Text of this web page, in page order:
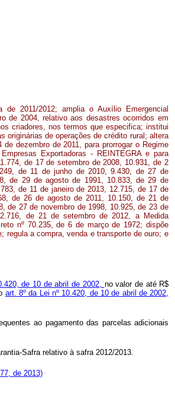
2011/2012; amplia o Auxílio Emergencial
de 2004, relativo aos desastres ocorridos em
criadores, nos termos que especifica; institui
originárias de operações de crédito rural; altera
dezembro de 2011, para prorrogar o Regime
Exportadoras - REINTEGRA e para
de 17 de setembro de 2008, 10.931, de 2
de 11 de junho de 2010, 9.430, de 27 de
de 29 de agosto de 1991, 10.833, de 29 de
de 11 de janeiro de 2013, 12.715, de 17 de
de 26 de agosto de 2011, 10.150, de 21 de
de 27 de novembro de 1998, 10.925, de 23 de
de 21 de setembro de 2012, a Medida
nº 70.235, de 6 de março de 1972; dispõe
regula a compra, venda e transporte de ouro; e
de 10 de abril de 2002, no valor de até R$
art. 8º da Lei nº 10.420, de 10 de abril de 2002,
ao pagamento das parcelas adicionais
Safra relativo à safra 2012/2013.
de 2013)